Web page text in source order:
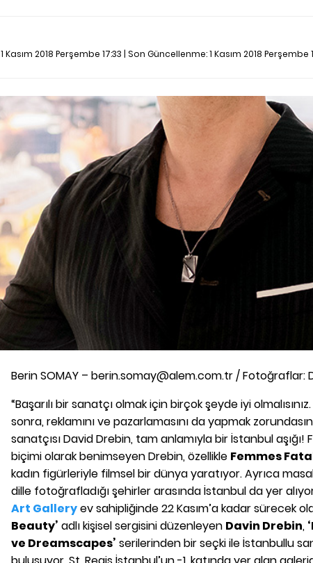
1 Kasım 2018 Perşembe 17:33 | Son Güncellenme:1 Kasım 2018 Perşembe
Berin SOMAY – berin.somay@alem.com.tr / Fotoğraflar:
“Başarılı bir sanatçı olmak için birçok şeyde iyi
sonra, reklamını ve pazarlamasını da yapmak
sanatçısı David Drebin, tam anlamıyla bir İstanbul
biçimi olarak benimseyen Drebin, özellikle Femmes
kadın figürleriyle filmsel bir dünya yaratıyor. Ayrıca
dille fotoğrafladığı şehirler arasında İstanbul da yer
Art Galleryev sahipliğinde 22 Kasım’a kadar sürecek
Beauty’ adlı kişisel sergisini düzenleyen Davin Drebin,
ve Dreamscapes’ serilerinden bir seçki ile İstanbullu